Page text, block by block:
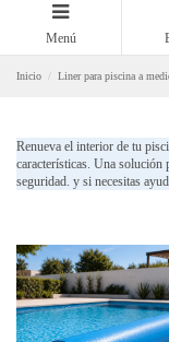
Menú
Inicio Liner para piscina a
Renueva el interior de tu
características. Una solución
seguridad. y si necesitas